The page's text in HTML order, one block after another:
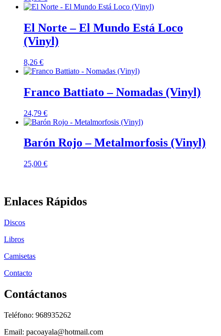
El Norte – El Mundo Está Loco
(Vinyl)
8,26 €
Franco Battiato – Nomadas (Vinyl)
24,79 €
Barón Rojo – Metalmorfosis (Vinyl)
25,00 €
Enlaces Rápidos
Discos
Libros
Camisetas
Contacto
Contáctanos
Teléfono: 968935262
Email: pacoayala@hotmail.com